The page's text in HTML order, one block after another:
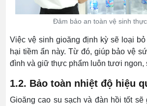
Đảm bảo an toàn vệ sinh
Việc vệ sinh gioăng định kỳ sẽ loại
hại tiềm ẩn này. Từ đó, giúp bảo vệ
đình và giữ thực phẩm luôn tươi ngon,
1.2. Bảo toàn nhiệt độ hiệu
Gioăng cao su sạch và đàn hồi tốt sẽ